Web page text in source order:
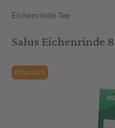
Eichenrinde Tee
Salus Eichenrinde
Pflanzlich